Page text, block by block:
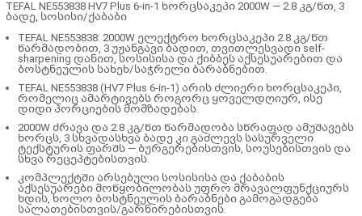
TEFAL NE553838 HV7 Plus 6-in-1 ხორცსაკეპი 2000W — 2.8 კგ/წთ, 3
ბადე, სოსისი/ქაბაბი
TEFAL NE553838: 2000W ელექტრო ხორცსაკეპი 2.8 კგ/წთ
წარმადობით, 3 უჟანგავი ბადით, თვითლესვადი self-
sharpening დანით, სოსისისა და ქიბბეს აქსესუარებით და
ბოსტნეულის სახეხ/საჭრელი ბარაბნებით.
TEFAL NE553838 (HV7 Plus 6-in-1) არის ძლიერი ხორცსაკეპი,
რომელიც ამარტივებს როგორც ყოველდღიურ, ისე
დიდი პორციების მომზადებას.
2000W ძრავა და 2.8 კგ/წთ წარმადობა სწრაფად ამუშავებს
ხორცს, 3 სხვადასხვა ბადე კი გაძლევს სასურველი
ტექსტურის ფარშს — ბურგერებისთვის, სოუსებისთვის და
სხვა რეცეპტებისთვის.
კომპლექტში არსებული სოსისისა და ქაბაბის
აქსესუარები მოწყობილობას უფრო მრავალფუნქციურს
ხდის, ხოლო ბოსტნეულის ბარაბნები გამოგადგება
სალათებისთვის/გარნირებისთვის.